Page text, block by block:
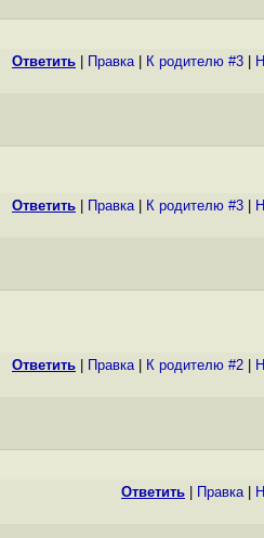
Ответить Правка| К родителю #3
Ответить Правка| К родителю #3
Ответить Правка| К родителю #2
Ответить Правка|